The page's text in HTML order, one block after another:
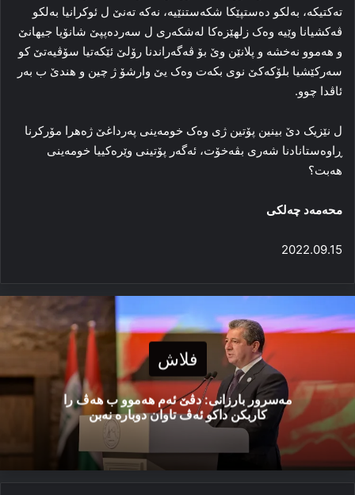
تەکتیکە، بەلکو دەستپێکا شکەستنێیە، نەکە تەنێ ل ئوکرانیا بەلکو
ڤەکشیانا وێیە وەک زلهێزەکا لەشکەری ل سەردەپپێ شانۆیا جیهانێ
و هەموو نەخشە و پلانێن وێ بۆ ڤەگەراندنا رۆلێ ئێکەتیا سۆڤیەتێ کو
سەرکێشیا بلۆکەکێ نوی بکەت وەک یێ وارشۆ ژ چین و هندێ ب بەر
ئاڤدا چوو.
ل نێزیک دێ بینین پۆتین ژی وەک خومەینی پەرداغێ ژەهرا مۆرکرنا
ڕاوەستانادنا شەری بڤەخۆت، ئەگەر پۆتینی وێرەکییا خومەینی
هەبت؟
محەمەد چەلکی
2022.09.15
فلاش
مەسرور بارزانی: دڤێ ئەم هەموو ب هەڤ را
کاربکن داکو ئەڤ تاوان دوبارە نەبن